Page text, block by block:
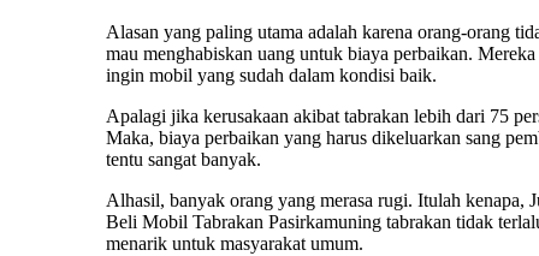
Alasan yang paling utama adalah karena orang-orang
mau menghabiskan uang untuk biaya perbaikan. Mereka
ingin mobil yang sudah dalam kondisi baik.
Apalagi jika kerusakaan akibat tabrakan lebih dari 75
Maka, biaya perbaikan yang harus dikeluarkan sang
tentu sangat banyak.
Alhasil, banyak orang yang merasa rugi. Itulah kenapa,
Beli Mobil Tabrakan Pasirkamuning tabrakan tidak
menarik untuk masyarakat umum.